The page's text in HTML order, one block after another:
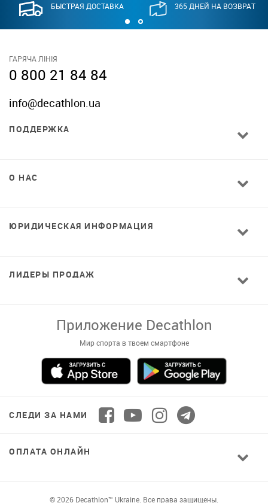
БЫСТРАЯ ДОСТАВКА 365 ДНЕЙ НА ВОЗВРАТ
ГАРЯЧА ЛІНІЯ
0 800 21 84 84
info@decathlon.ua
ПОДДЕРЖКА
О НАС
ЮРИДИЧЕСКАЯ ИНФОРМАЦИЯ
ЛИДЕРЫ ПРОДАЖ
Завантажуй додаток!
Комфортні покупки, ексклюзивні
пропозиції і зручний каталог в твоєму телефоні